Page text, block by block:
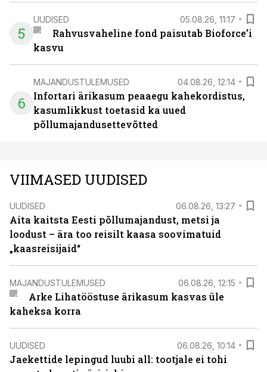
5
UUDISED 05.08.26, 11:17
Rahvusvaheline fond paisutab Bioforce’i
kasvu
6
MAJANDUSTULEMUSED 04.08.26, 12:14
Infortari ärikasum peaaegu kahekordistus,
kasumlikkust toetasid ka uued
põllumajandusettevõtted
VIIMASED UUDISED
UUDISED 06.08.26, 13:27
Aita kaitsta Eesti põllumajandust, metsi ja
loodust – ära too reisilt kaasa soovimatuid
„kaasreisijaid“
MAJANDUSTULEMUSED 06.08.26, 12:15
Arke Lihatööstuse ärikasum kasvas üle
kaheksa korra
UUDISED 06.08.26, 10:14
Jaekettide lepingud luubi all: tootjale ei tohi